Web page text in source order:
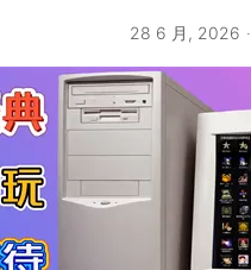
28 6 月, 2026